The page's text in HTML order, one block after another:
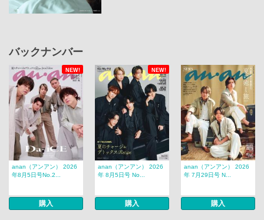
バックナンバー
NEW! NEW!
anan（アンアン） 2026
年8月5日号No.2...
購入
anan（アンアン） 2026
年 8月5日号 No...
購入
anan（アンアン） 2026
年 7月29日号 N...
購入